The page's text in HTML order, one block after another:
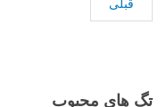
قبلی
تگ های محبوب